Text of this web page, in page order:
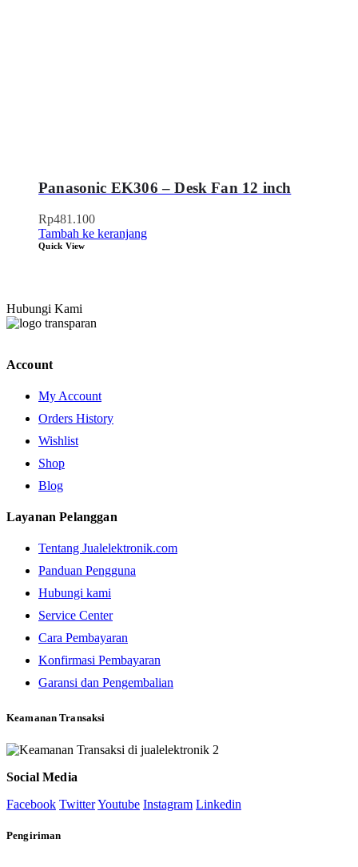
Panasonic EK306 – Desk Fan 12 inch
Rp481.100
Tambah ke keranjang
Quick View
Hubungi Kami
Account
My Account
Orders History
Wishlist
Shop
Blog
Layanan Pelanggan
Tentang Jualelektronik.com
Panduan Pengguna
Hubungi kami
Service Center
Cara Pembayaran
Konfirmasi Pembayaran
Garansi dan Pengembalian
Keamanan Transaksi
Social Media
Facebook TwitterYoutube Instagram Linkedin
Pengiriman